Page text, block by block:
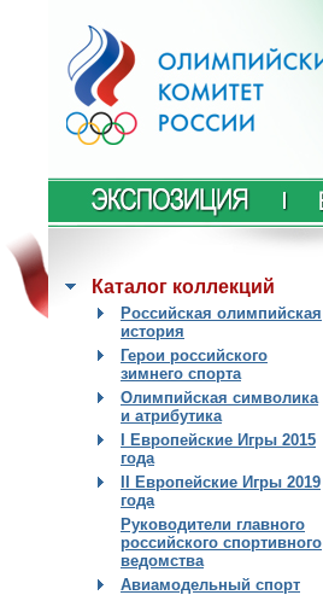
Каталог коллекций
Российская олимпийская
история
Герои российского
зимнего спорта
Олимпийская символика
и атрибутика
I Европейские Игры 2015
года
II Европейские Игры 2019
года
Руководители главного
российского спортивного
ведомства
Авиамодельный спорт